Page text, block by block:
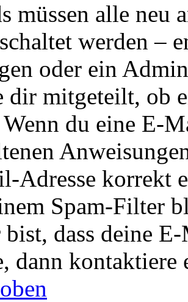
müssen alle neu
werden –
oder ein
dir mitgeteilt, ob
du eine E-
Adresse korrekt
Spam-Filter
bist, dass deine
dann kontaktiere